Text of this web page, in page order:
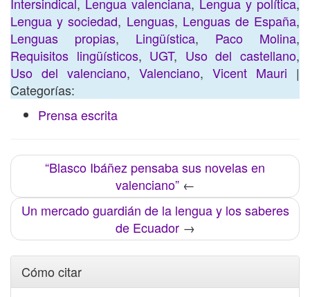
Lengua y sociedad, Lenguas, Lenguas de España,
Lenguas propias, Lingüística, Paco Molina,
Requisitos lingüísticos, UGT, Uso del castellano,
Uso del valenciano, Valenciano, Vicent Mauri |
Categorías:
Prensa escrita
“Blasco Ibáñez pensaba sus novelas en
valenciano”←
Un mercado guardián de la lengua y los saberes
de Ecuador→
Cómo citar